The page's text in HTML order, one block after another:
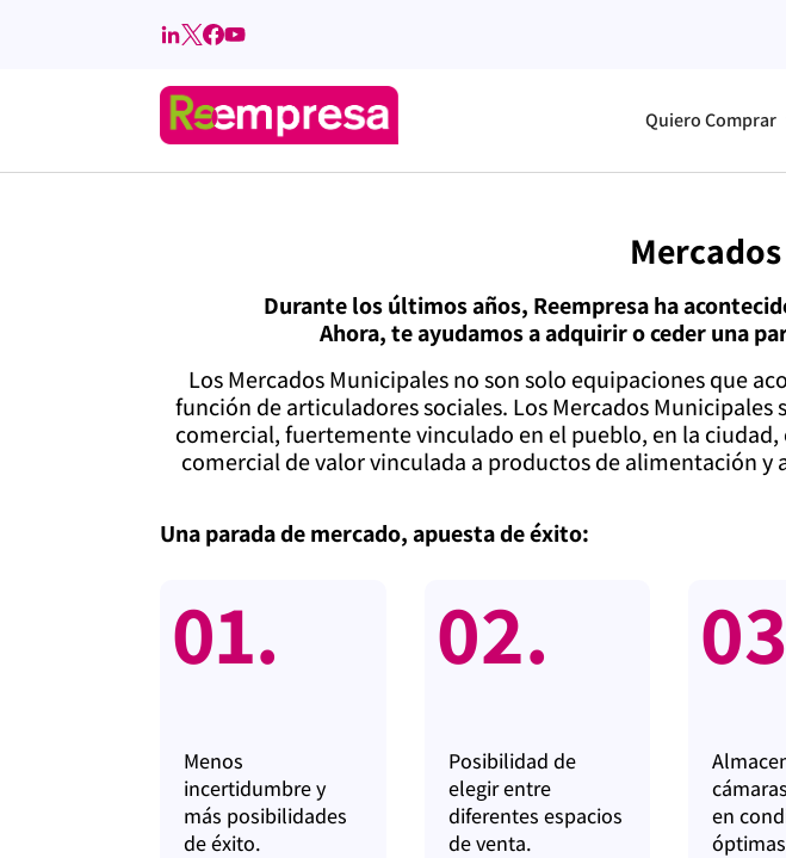
Quiero Comprar
Durante los últimos años, Reempresa ha
Ahora, te ayudamos a adquirir o ceder una
Los Mercados Municipales no son solo equipaciones que
función de articuladores sociales. Los Mercados
comercial, fuertemente vinculado en el pueblo, en la
comercial de valor vinculada a productos de alimentación
Una parada de mercado, apuesta de éxito:
01.
Menos
incertidumbre y
más posibilidades
de éxito.
02.
Posibilidad de
elegir entre
diferentes espacios
de venta.
en